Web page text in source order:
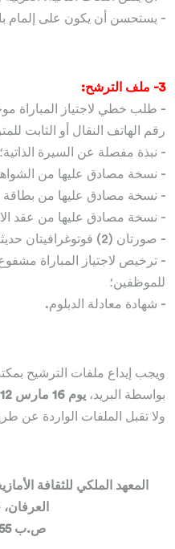
- يستحسن أن يكون على إلمام
3- ملف الترشح:
- طلب خطي لاجتياز المباراة
رقم الهاتف النقال أو الثابت
- نبذة مفصلة عن السيرة الذاتية؛
- نسخة مصادق عليها من
- نسخة مصادق عليها من بطاقة
- نسخة مصادق عليها من عقد
- صورتان (2) فوتوغرافيتان حديثتي العهد؛
- ترخيص لاجتياز المباراة مشفوع
للموظفين؛
- شهادة معادلة الدبلوم.
ويجب إيداع ملفات الترشيح
بواسطة البريد، يوم 16 مارس 2012، الساعة 012h0، كآخر أجل.
ولا تقبل الملفات الواردة عن
المعهد الملكي للثقافة
ص.ب 2055 الرباط